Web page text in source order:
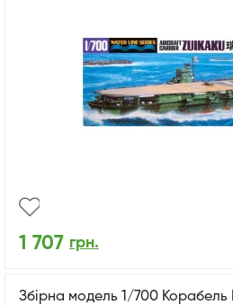
1 707 грн.
Збірна модель 1/700 Корабель